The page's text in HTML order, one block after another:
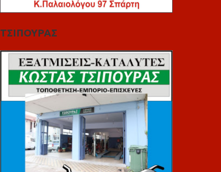
ΤΣΙΠΟΥΡΑΣ